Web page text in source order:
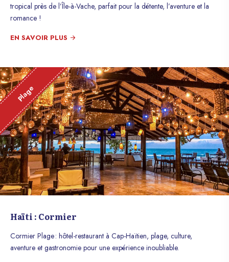
tropical près de l’Île-à-Vache, parfait pour la détente, l’aventure et la
romance !
EN SAVOIR PLUS
Plage
Haïti : Cormier
Cormier Plage : hôtel-restaurant à Cap-Haïtien, plage, culture,
aventure et gastronomie pour une expérience inoubliable.